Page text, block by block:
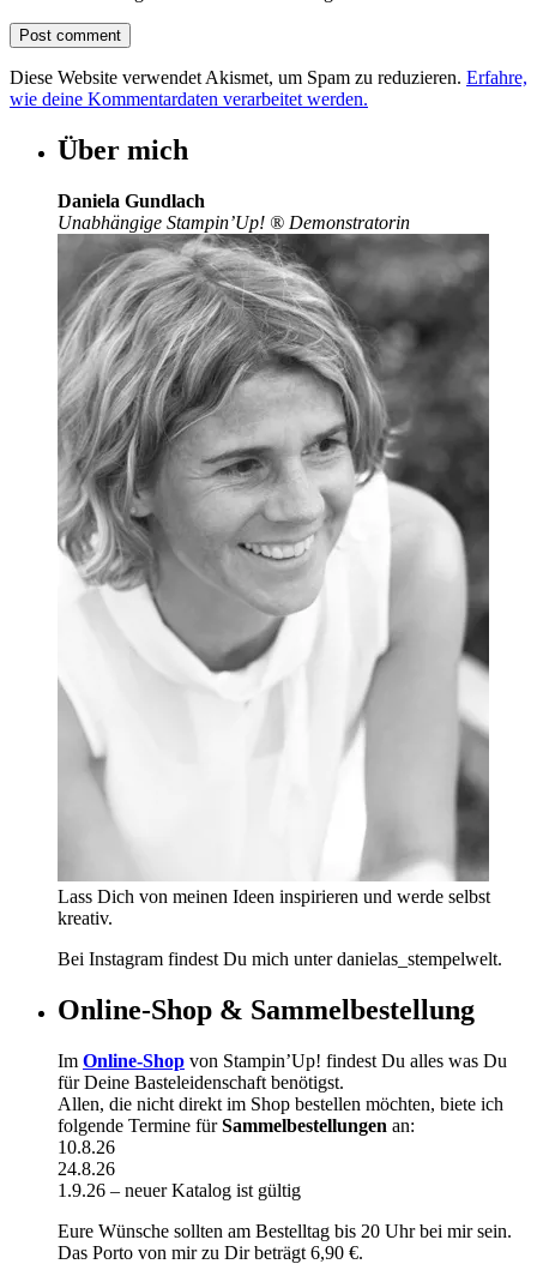
Diese Website verwendet Akismet, um Spam zu reduzieren. Erfahre,
wie deine Kommentardaten verarbeitet werden.
Über mich
Daniela Gundlach
Unabhängige Stampin’Up! ® Demonstratorin
Lass Dich von meinen Ideen inspirieren und werde selbst
kreativ.
Bei Instagram findest Du mich unter danielas_stempelwelt.
Online-Shop & Sammelbestellung
Im Online-Shop von Stampin’Up! findest Du alles was Du
für Deine Basteleidenschaft benötigst.
Allen, die nicht direkt im Shop bestellen möchten, biete ich
folgende Termine fürSammelbestellungen an:
10.8.26
24.8.26
1.9.26 – neuer Katalog ist gültig
Eure Wünsche sollten am Bestelltag bis 20 Uhr bei mir sein.
Das Porto von mir zu Dir beträgt 6,90 €.